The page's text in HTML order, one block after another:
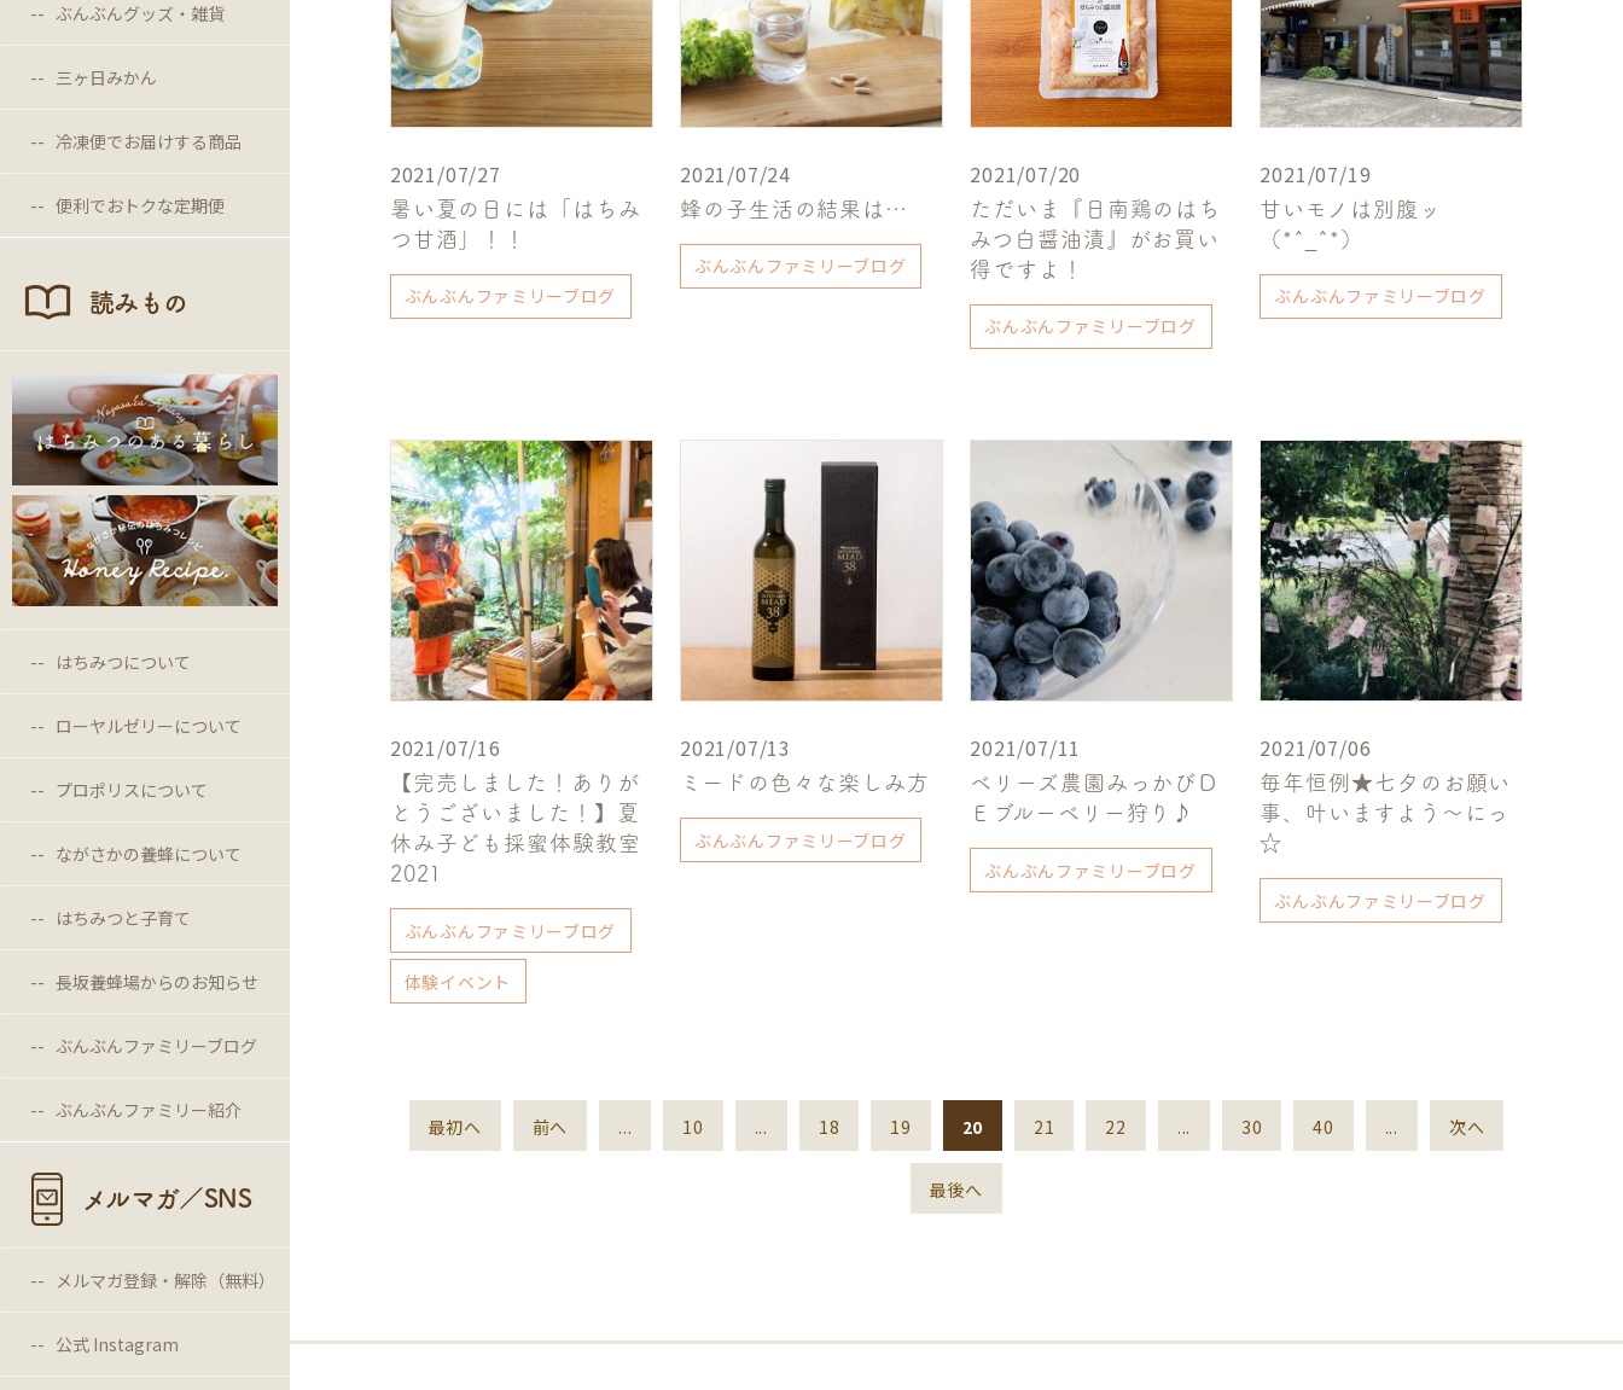
ぶんぶんグッズ・雑貨
三ヶ日みかん
冷凍便でお届けする商品
便利でおトクな定期便
読みもの
はちみつについて
ローヤルゼリーについて
プロポリスについて
ながさかの養蜂について
はちみつと子育て
長坂養蜂場からのお知らせ
ぶんぶんファミリーブログ
ぶんぶんファミリー紹介
メルマガ／SNS
メルマガ登録・解除（無料）
公式 Instagram
2021/07/27
暑い夏の日には「はちみ
つ甘酒」！！
ぶんぶんファミリーブログ
2021/07/24
蜂の子生活の結果は…
ぶんぶんファミリーブログ
2021/07/20
ただいま『日南鶏のはち
みつ白醤油漬』がお買い
得ですよ！
ぶんぶんファミリーブログ
2021/07/19
甘いモノは別腹ッ
（*^_^*）
ぶんぶんファミリーブログ
2021/07/16
【完売しました！ありが
とうございました！】夏
休み子ども採蜜体験教室
2021
ぶんぶんファミリーブログ
体験イベント
2021/07/13
ミードの色々な楽しみ方
ぶんぶんファミリーブログ
2021/07/11
ベリーズ農園みっかびＤ
Ｅブルーベリー狩り♪
ぶんぶんファミリーブログ
2021/07/06
毎年恒例★七夕のお願い
事、叶いますよう～にっ
☆
ぶんぶんファミリーブログ
最初へ 前へ ... 10 ... 18 19 20 21 22 ... 30 40 ... 次へ
最後へ